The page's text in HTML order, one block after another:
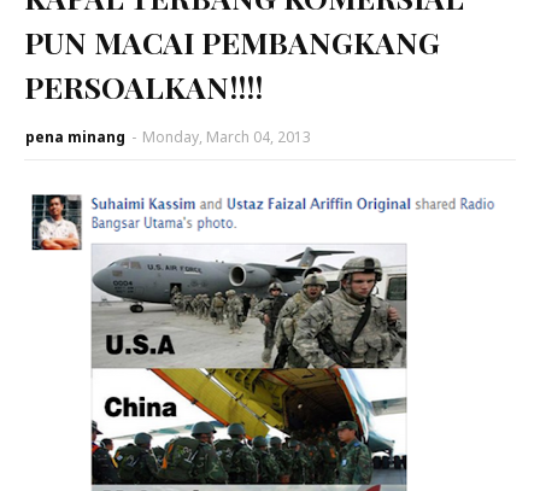
PUN MACAI PEMBANGKANG
PERSOALKAN!!!!
pena minang - Monday, March 04, 2013